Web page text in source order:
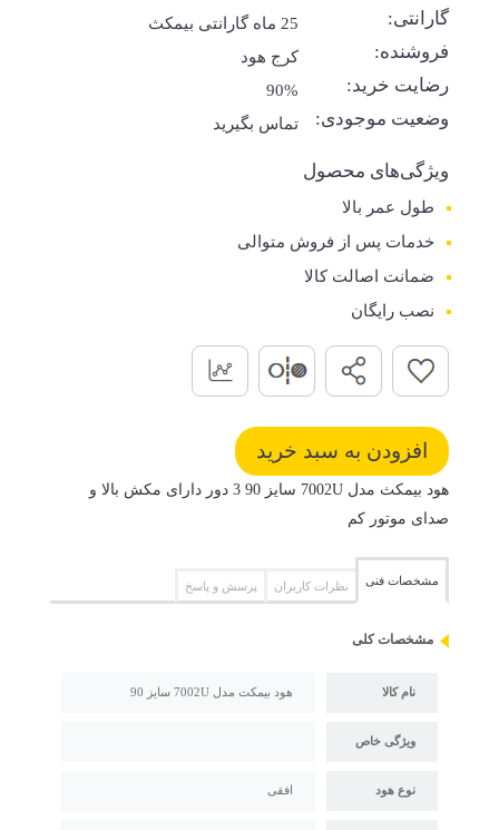
گارانتی: 25 ماه گارانتی بیمکث
فروشنده: کرج هود
رضایت خرید: 90%
وضعیت موجودی: تماس بگیرید
ویژگی‌های محصول
طول عمر بالا
خدمات پس از فروش متوالی
ضمانت اصالت کالا
نصب رایگان
هود بیمکث مدل 7002U سایز 90 3 دور دارای مکش بالا و
صدای موتور کم
مشخصات فنی نظرات کاربران پرسش و پاسخ
مشخصات کلی
نام کالا هود بیمکث مدل 7002U سایز 90
ویژگی خاص
نوع هود افقی